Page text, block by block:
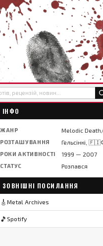
ІНФО
ЖАНР Melodic
РОЗТАШУВАННЯ Гельсінкі,
РОКИ АКТИВНОСТІ 1999 — 2007
СТАТУС Розпався
ЗОВНІШНІ ПОСИЛАННЯ
🎸 Metal Archives
🎵 Spotify